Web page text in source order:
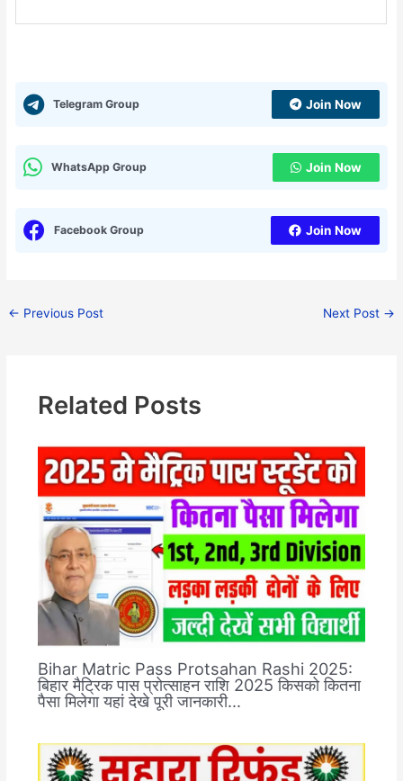
Telegram Group Join Now
WhatsApp Group Join Now
Facebook Group Join Now
← Previous Post Next Post →
Related Posts
Bihar Matric Pass Protsahan Rashi 2025:
बिहार मैट्रिक पास प्रोत्साहन राशि 2025 किसको कितना
पैसा मिलेगा यहां देखे पूरी जानकारी…